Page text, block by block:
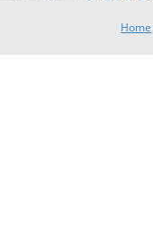
Home